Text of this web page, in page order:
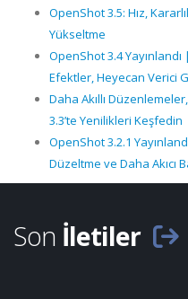
OpenShot 3.5: Hız,
Yükseltme
OpenShot 3.4
Efektler, Heyecan Verici
Daha Akıllı
3.3’te Yenilikleri Keşfedin
OpenShot 3.2.1
Düzeltme ve Daha Akıcı
Son İletiler